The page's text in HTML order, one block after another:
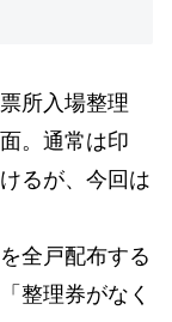
所入場整理
。通常は印
るが、今回は
全戸配布する
整理券がなく